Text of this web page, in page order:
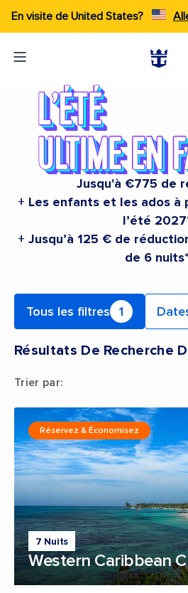
En visite de United States?
Jusqu'à €775 de
+ Les enfants et les ados
l’été
+ Jusqu’à 125 € de
de 6 nuits*
Tous les filtres 1
Résultats De Recherche
Trier par:
7 Nuits
Western Caribbean
Réservez & Économisez